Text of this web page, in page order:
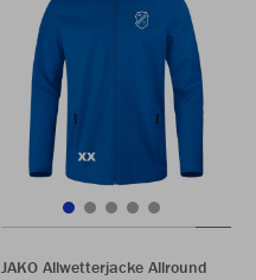
JAKO Allwetterjacke Allround